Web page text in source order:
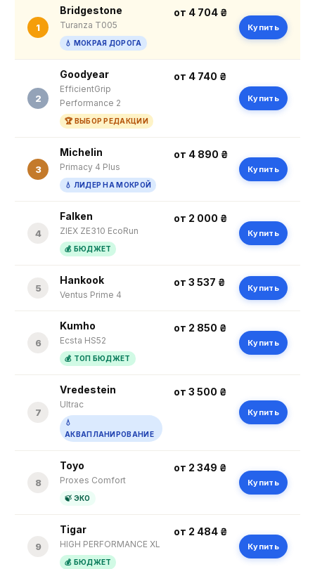
1
Bridgestone
Turanza T005
💧 МОКРАЯ ДОРОГА
от 4 704 ₴
Купить
2
Goodyear
EfficientGrip
Performance 2
🏆 ВЫБОР РЕДАКЦИИ
от 4 740 ₴
Купить
3
Michelin
Primacy 4 Plus
💧 ЛИДЕР НА МОКРОЙ
от 4 890 ₴
Купить
4
Falken
ZIEX ZE310 EcoRun
💰 БЮДЖЕТ
от 2 000 ₴
Купить
5
Hankook
Ventus Prime 4
от 3 537 ₴ Купить
6
Kumho
Ecsta HS52
💰 ТОП БЮДЖЕТ
от 2 850 ₴
Купить
7
Vredestein
Ultrac
💧
АКВАПЛАНИРОВАНИЕ
от 3 500 ₴
Купить
8
Toyo
Proxes Comfort
🍃 ЭКО
от 2 349 ₴
Купить
9
Tigar
HIGH PERFORMANCE XL
💰 БЮДЖЕТ
от 2 484 ₴
Купить